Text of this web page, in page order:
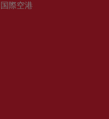
際空港